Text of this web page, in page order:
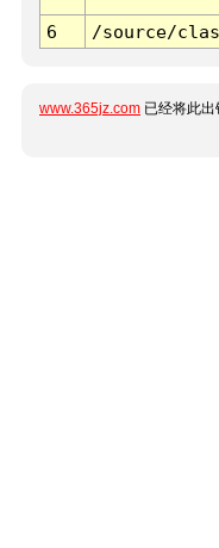
6 /source/
www.365jz.com 已经将此